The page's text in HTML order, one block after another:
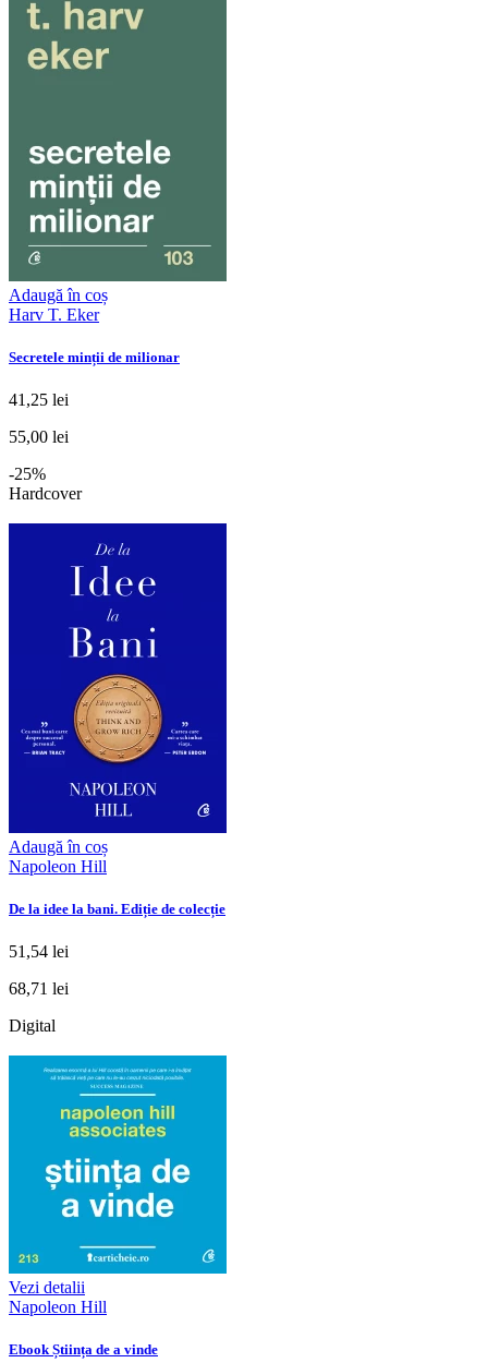
Adaugă în coș
Harv T. Eker
Secretele minții de milionar
41,25 lei
55,00 lei
-25%
Hardcover
Adaugă în coș
Napoleon Hill
De la idee la bani. Ediție de colecție
51,54 lei
68,71 lei
Digital
Vezi detalii
Napoleon Hill
Ebook Știința de a vinde